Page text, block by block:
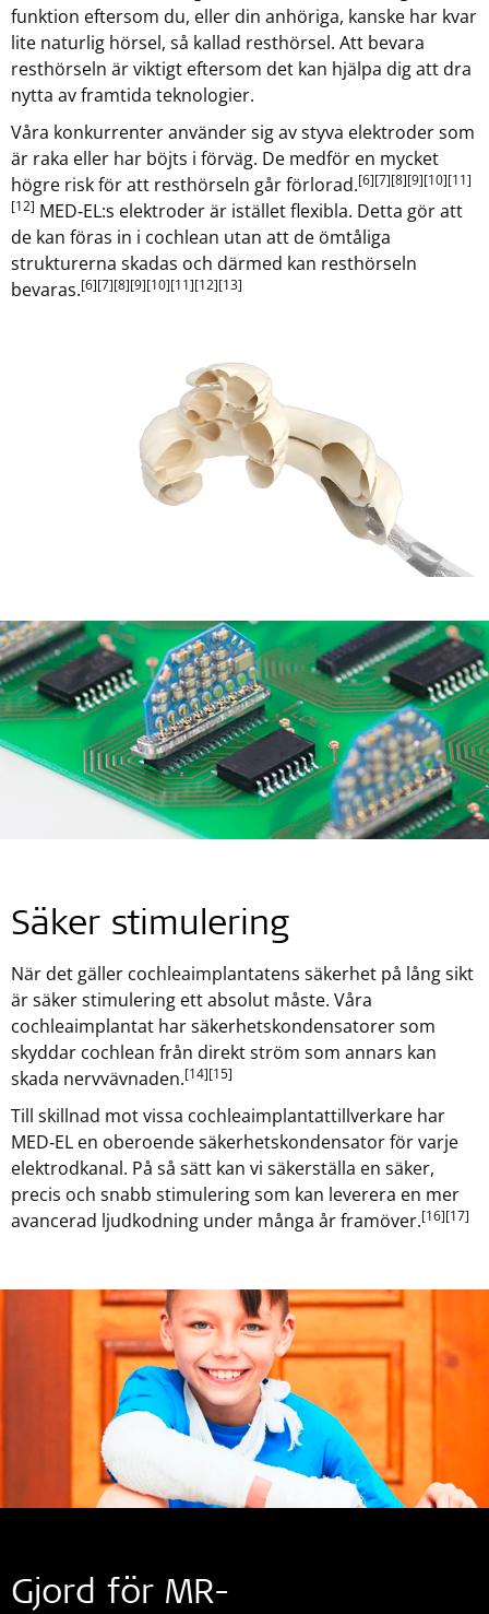
funktion eftersom du, eller din anhöriga, kanske har kvar
lite naturlig hörsel, så kallad resthörsel. Att bevara
resthörseln är viktigt eftersom det kan hjälpa dig att dra
nytta av framtida teknologier.
Våra konkurrenter använder sig av styva elektroder som
är raka eller har böjts i förväg. De medför en mycket
högre risk för att resthörseln går förlorad.[6][7][8][9][10][11]
[12] MED‑EL:s elektroder är istället flexibla. Detta gör att
de kan föras in i cochlean utan att de ömtåliga
strukturerna skadas och därmed kan resthörseln
bevaras.[6][7][8][9][10][11][12][13]
Säker stimulering
När det gäller cochleaimplantatens säkerhet på lång sikt
är säker stimulering ett absolut måste. Våra
cochleaimplantat har säkerhetskondensatorer som
skyddar cochlean från direkt ström som annars kan
skada nervvävnaden.[14][15]
Till skillnad mot vissa cochleaimplantattillverkare har
MED‑EL en oberoende säkerhetskondensator för varje
elektrodkanal. På så sätt kan vi säkerställa en säker,
precis och snabb stimulering som kan leverera en mer
avancerad ljudkodning under många år framöver.[16][17]
Gjord för MR-